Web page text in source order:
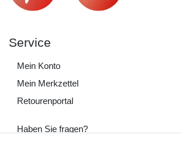
Service
Mein Konto
Mein Merkzettel
Retourenportal
Haben Sie fragen?